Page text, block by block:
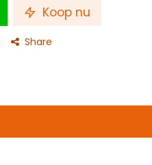
Koop nu
Share